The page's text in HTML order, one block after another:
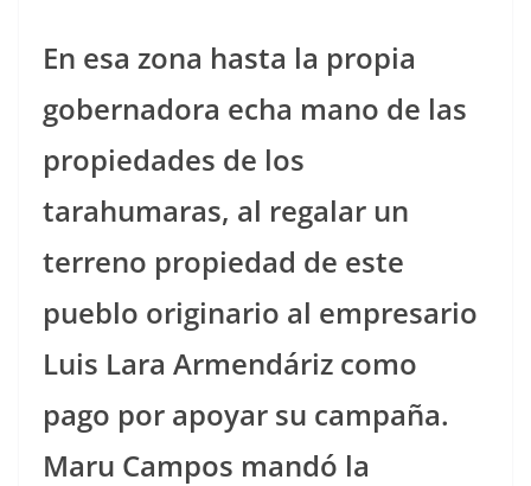
En esa zona hasta la propia
gobernadora echa mano de las
propiedades de los
tarahumaras, al regalar un
terreno propiedad de este
pueblo originario al empresario
Luis Lara Armendáriz como
pago por apoyar su campaña.
Maru Campos mandó la